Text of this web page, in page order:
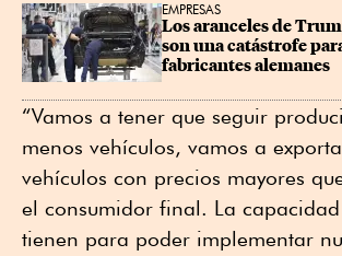
EMPRESAS
Los aranceles de
son una catástrofe
fabricantes alemanes
“Vamos a tener que seguir
menos vehículos, vamos a
vehículos con precios mayores
el consumidor final. La
tienen para poder implementar